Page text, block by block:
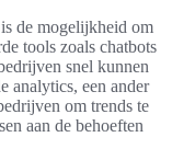
de mogelijkheid om
tools zoals chatbots
snel kunnen
analytics, een ander
om trends te
aan de behoeften